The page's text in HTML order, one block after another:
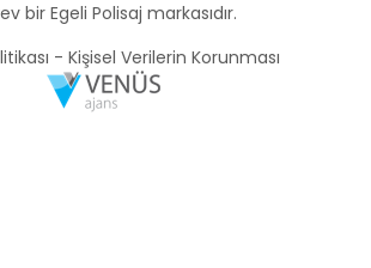
bir Egeli Polisaj markasıdır.
- Kişisel Verilerin Korunması